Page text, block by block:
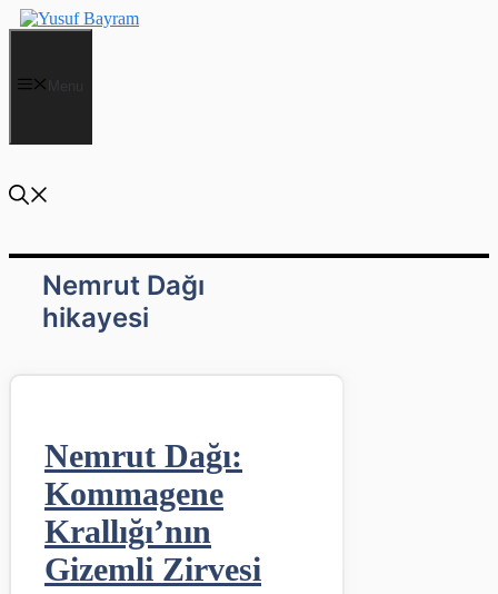
İçeriğe
atla
Menu
Nemrut Dağı
hikayesi
Nemrut Dağı:
Kommagene
Krallığı’nın
Gizemli Zirvesi